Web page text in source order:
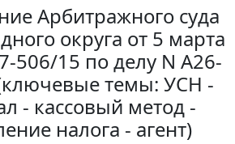
Арбитражного суда
округа от 5 марта
506/15 по делу N А26-
темы: УСН -
- кассовый метод -
налога - агент)